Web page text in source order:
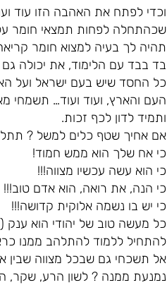
וכדי לפתח את האהבה הזו עוד
שכהתחלה לפחות תמצאי חומר על
תהיה לך בעיה למצוא חומר
בד בבד עם הלימוד, את יכולה
כל החסד שיש בעם ישראל ועל
העם והארץ, ועוד ועוד… תשמחי
ותמיד לדון לכף זכות.
אם אחיך שטף כלים למשל ?
כי אח שלך הוא ממש חמוד!
כי הוא עשה עכשיו מצווה!!!
כי הנה, את רואה, הוא אדם טוב!!!
כי יש בו נשמה אלוקית קדושה!!!
כל מעשה טוב של יהודי הוא
להתחיל ללמוד להתלהב ממנו
אל תשכחי גם שבכל מצווה שבין
נמנעת ממנה ? לשון הרע, שקר,